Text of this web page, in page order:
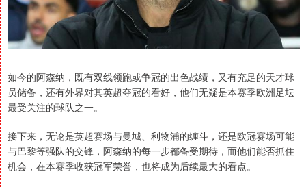
如今的阿森纳，既有双线领跑或争冠的出色战绩，又有充足的天才球
员储备，还有外界对其英超夺冠的看好，他们无疑是本赛季欧洲足坛
最受关注的球队之一。
接下来，无论是英超赛场与曼城、利物浦的缠斗，还是欧冠赛场可能
与巴黎等强队的交锋，阿森纳的每一步都备受期待，而他们能否抓住
机会，在本赛季收获冠军荣誉，也将成为后续最大的看点。